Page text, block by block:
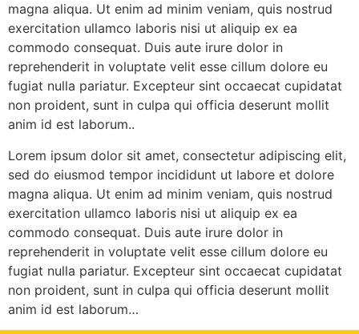
magna aliqua. Ut enim ad minim veniam, quis nostrud
exercitation ullamco laboris nisi ut aliquip ex ea
commodo consequat. Duis aute irure dolor in
reprehenderit in voluptate velit esse cillum dolore eu
fugiat nulla pariatur. Excepteur sint occaecat cupidatat
non proident, sunt in culpa qui officia deserunt mollit
anim id est laborum..
Lorem ipsum dolor sit amet, consectetur adipiscing elit,
sed do eiusmod tempor incididunt ut labore et dolore
magna aliqua. Ut enim ad minim veniam, quis nostrud
exercitation ullamco laboris nisi ut aliquip ex ea
commodo consequat. Duis aute irure dolor in
reprehenderit in voluptate velit esse cillum dolore eu
fugiat nulla pariatur. Excepteur sint occaecat cupidatat
non proident, sunt in culpa qui officia deserunt mollit
anim id est laborum…